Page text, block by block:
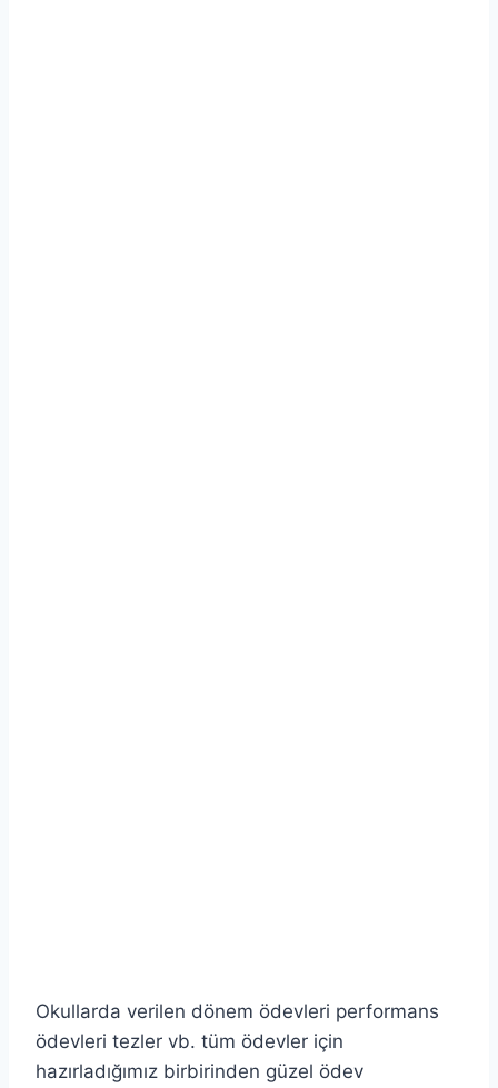
Okullarda verilen dönem ödevleri performans
ödevleri tezler vb. tüm ödevler için
hazırladığımız birbirinden güzel ödev